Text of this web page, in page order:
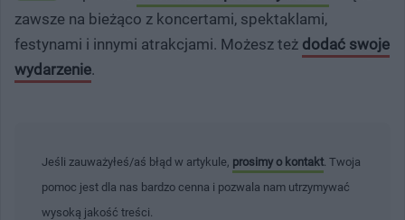
zawsze na bieżąco z koncertami, spektaklami,
festynami i innymi atrakcjami. Możesz też dodać swoje
wydarzenie.
Jeśli zauważyłeś/aś błąd w artykule, prosimy o kontakt . Twoja
pomoc jest dla nas bardzo cenna i pozwala nam utrzymywać
wysoką jakość treści.